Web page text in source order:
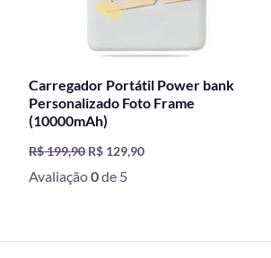
Carregador Portátil Power bank
Personalizado Foto Frame
(10000mAh)
R$199,90 R$ 129,90
Avaliação0de 5